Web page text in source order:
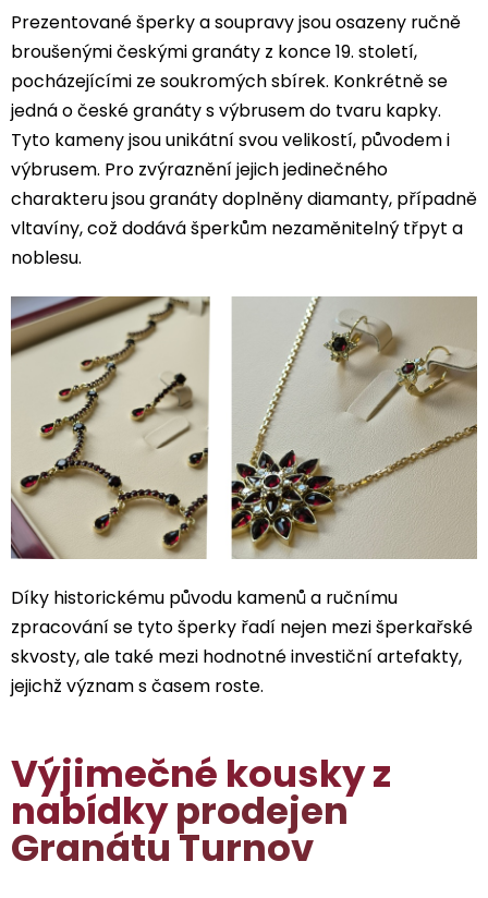
Prezentované šperky a soupravy jsou osazeny ručně
broušenými českými granáty z konce 19. století,
pocházejícími ze soukromých sbírek. Konkrétně se
jedná o české granáty s výbrusem do tvaru kapky.
Tyto kameny jsou unikátní svou velikostí, původem i
výbrusem. Pro zvýraznění jejich jedinečného
charakteru jsou granáty doplněny diamanty, případně
vltavíny, což dodává šperkům nezaměnitelný třpyt a
noblesu.
Díky historickému původu kamenů a ručnímu
zpracování se tyto šperky řadí nejen mezi šperkařské
skvosty, ale také mezi hodnotné investiční artefakty,
jejichž význam s časem roste.
Výjimečné kousky z
nabídkyprodejen
Granátu Turnov